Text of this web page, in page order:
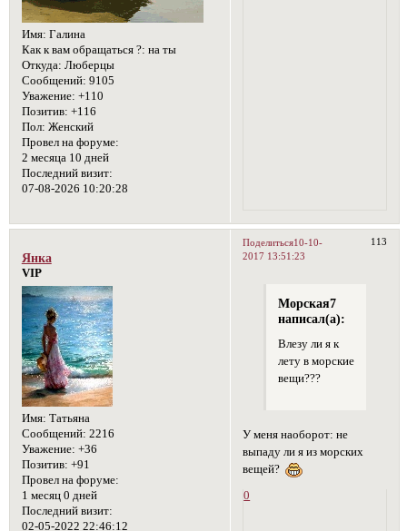
Имя: Галина
Как к вам обращаться ?: на ты
Откуда: Люберцы
Сообщений: 9105
Уважение: +110
Позитив: +116
Пол: Женский
Провел на форуме:
2 месяца 10 дней
Последний визит:
07-08-2026 10:20:28
Поделиться 113
10-10-
2017 13:51:23
Янка
VIP
Имя: Татьяна
Сообщений: 2216
Уважение: +36
Позитив: +91
Провел на форуме:
1 месяц 0 дней
Последний визит:
02-05-2022 22:46:12
Морская7
написал(а):
Влезу ли я к
лету в морские
вещи???
У меня наоборот: не
выпаду ли я из морских
вещей?
0